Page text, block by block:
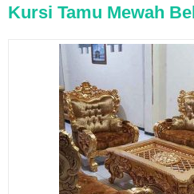
Kursi Tamu Mewah